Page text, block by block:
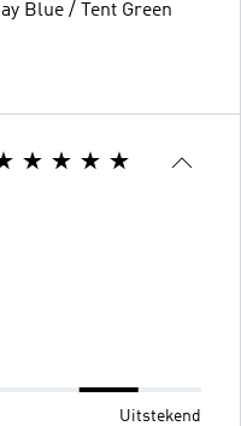
Blue / Tent Green
Uitstekend